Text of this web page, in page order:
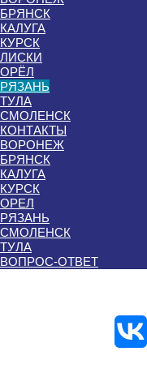
БРЯНСК
КАЛУГА
КУРСК
ЛИСКИ
ОРЁЛ
РЯЗАНЬ
ТУЛА
СМОЛЕНСК
КОНТАКТЫ
ВОРОНЕЖ
БРЯНСК
КАЛУГА
КУРСК
ОРЕЛ
РЯЗАНЬ
СМОЛЕНСК
ТУЛА
ВОПРОС-ОТВЕТ